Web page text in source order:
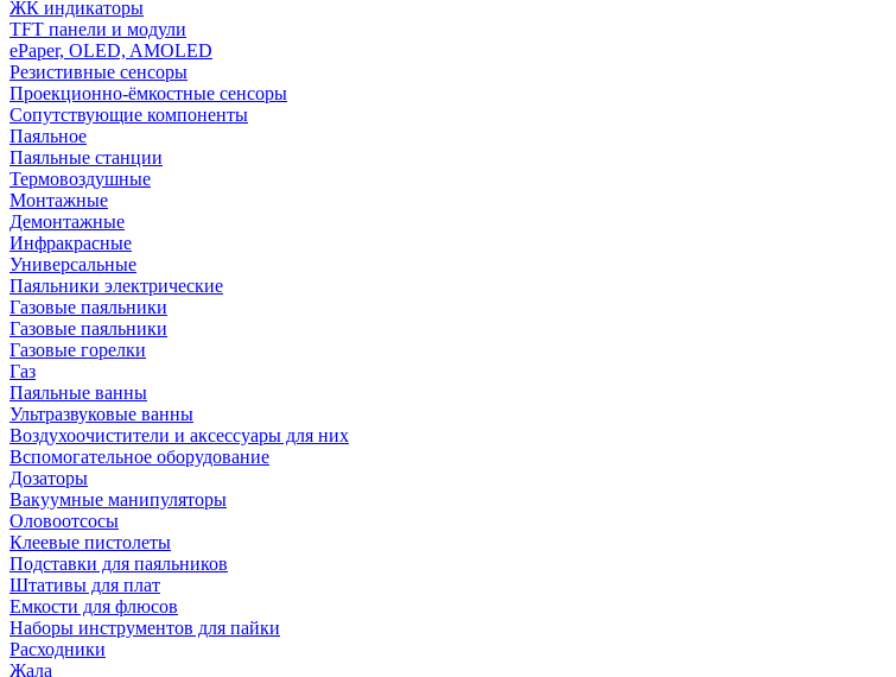
ЖК индикаторы
TFT панели и модули
ePaper, OLED, AMOLED
Резистивные сенсоры
Проекционно-ёмкостные сенсоры
Сопутствующие компоненты
Паяльное
Паяльные станции
Термовоздушные
Монтажные
Демонтажные
Инфракрасные
Универсальные
Паяльники электрические
Газовые паяльники
Газовые паяльники
Газовые горелки
Газ
Паяльные ванны
Ультразвуковые ванны
Воздухоочистители и аксессуары для них
Вспомогательное оборудование
Дозаторы
Вакуумные манипуляторы
Оловоотсосы
Клеевые пистолеты
Подставки для паяльников
Штативы для плат
Емкости для флюсов
Наборы инструментов для пайки
Расходники
Жала